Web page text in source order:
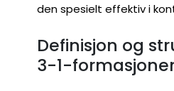
den spesielt effektiv i
Definisjon og
3-1-